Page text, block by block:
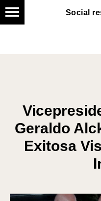
Social
Social
Geraldo
Exitosa